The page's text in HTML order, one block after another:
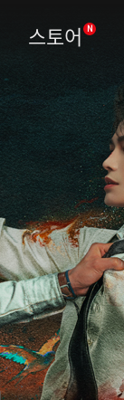
스토어 N